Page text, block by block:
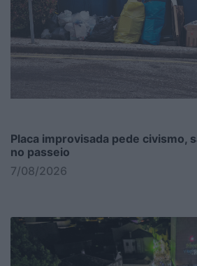
Placa improvisada pede civismo,
no passeio
7/08/2026